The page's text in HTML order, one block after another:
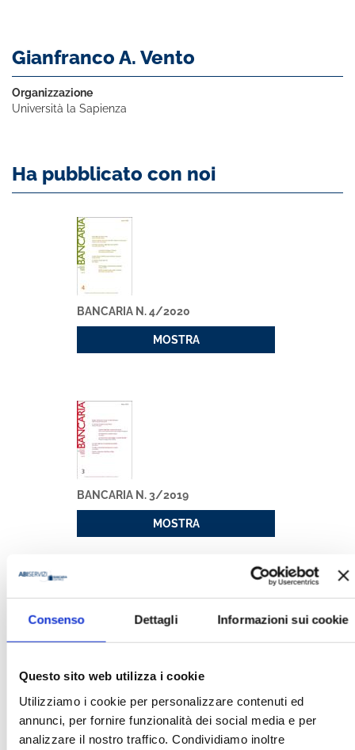
Consenso Dettagli Informazioni sui cookie
Questo sito web utilizza i cookie
Utilizziamo i cookie per personalizzare contenuti ed
annunci, per fornire funzionalità dei social media e per
analizzare il nostro traffico. Condividiamo inoltre
Gianfranco A. Vento
Organizzazione
Università la Sapienza
Ha pubblicato con noi
BANCARIA N. 4/2020
MOSTRA
BANCARIA N. 3/2019
MOSTRA
RISOLUZIONE DI UNA CRISI - EBOOK
MOSTRA